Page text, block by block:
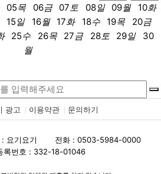
05목 06금 07토 08일 09월 10화
15 일 16월 17화 18수 19목 20금
25수 26목 27금 28토 29일
30
월
광고 이용약관 문의하기
요기요기
전화 : 0503-5984-0000
록번호 : 332-18-01046